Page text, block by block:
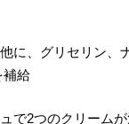
に、グリセリン、
補給
で2つのクリーム